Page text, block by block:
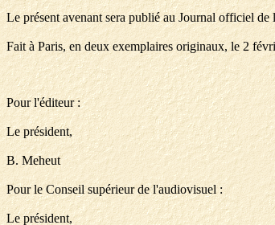
Le présent avenant sera publié au Journal officiel de
Fait à Paris, en deux exemplaires originaux, le 2
Pour l'éditeur :
Le président,
B. Meheut
Pour le Conseil supérieur de l'audiovisuel :
Le président,